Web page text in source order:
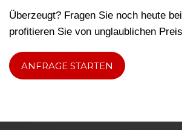
Überzeugt? Fragen Sie noch heute
profitieren Sie von unglaublichen
ANFRAGE STARTEN